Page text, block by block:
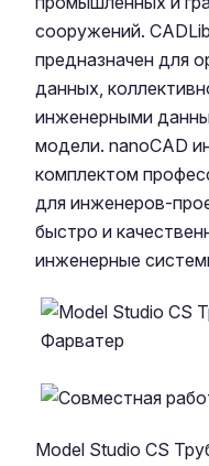
сооружений.
предназначен для
данных,
инженерными
модели. nanoCAD
комплектом
для инженеров-
быстро и
инженерные
Model Studio CS